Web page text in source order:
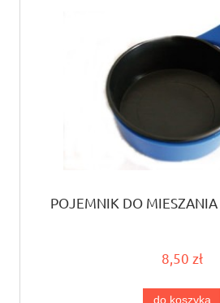
POJEMNIK DO
8,50 zł
do koszyka